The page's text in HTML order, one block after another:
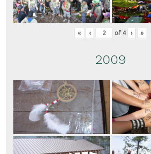
« ‹ of 4 › »
2009